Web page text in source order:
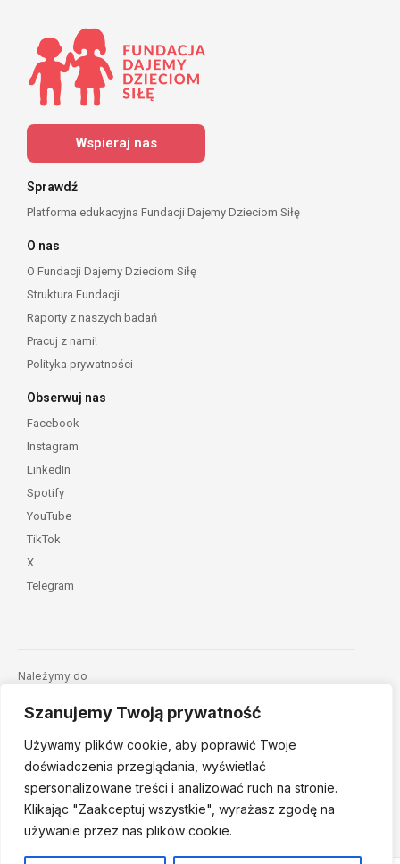
Szanujemy Twoją prywatność
Używamy plików cookie, aby poprawić Twoje
doświadczenia przeglądania, wyświetlać
spersonalizowane treści i analizować ruch na stronie.
Klikając "Zaakceptuj wszystkie", wyrażasz zgodę na
używanie przez nas plików cookie.
Wspieraj nas
Sprawdź
Platforma edukacyjna Fundacji Dajemy Dzieciom Siłę
O nas
O Fundacji Dajemy Dzieciom Siłę
Struktura Fundacji
Raporty z naszych badań
Pracuj z nami!
Polityka prywatności
Obserwuj nas
Facebook
Instagram
LinkedIn
Spotify
YouTube
TikTok
X
Telegram
Należymy do
© 2026 Fundacja Dajemy Dzieciom Siłę • Projekt: nordmind.pl